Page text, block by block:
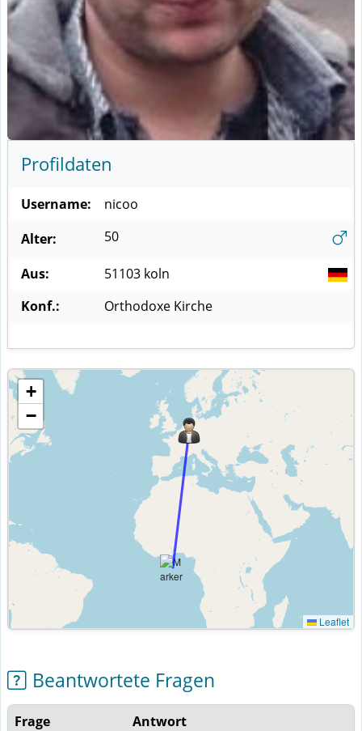
Profildaten
Username:
nicoo
Alter:
50
Aus: 51103 koln
Konf.:
Orthodoxe Kirche
+
−
Leaflet
Beantwortete Fragen
Frage
Antwort